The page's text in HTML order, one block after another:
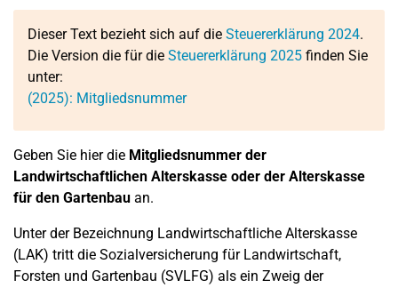
Dieser Text bezieht sich auf die Steuererklärung 2024.
Die Version die für die Steuererklärung 2025 finden Sie
unter:
(2025): Mitgliedsnummer
Geben Sie hier die Mitgliedsnummer der
Landwirtschaftlichen Alterskasse oder der Alterskasse
für den Gartenbau an.
Unter der Bezeichnung Landwirtschaftliche Alterskasse
(LAK) tritt die Sozialversicherung für Landwirtschaft,
Forsten und Gartenbau (SVLFG) als ein Zweig der